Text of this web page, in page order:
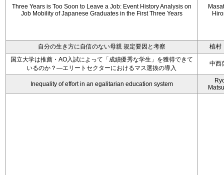
Three Years is Too Soon to Leave a Job: Event History Analysis on
Job Mobility of Japanese Graduates in the First Three Years
自分の生き方に自信のない母親 規定要因と考察
植
国立大学は推薦・AO入試によって「成績優秀な学生」を獲得できて
いるのか？―エリートセクターにおけるマス選抜の導入
中西
Inequality of effort in an egalitarian education system